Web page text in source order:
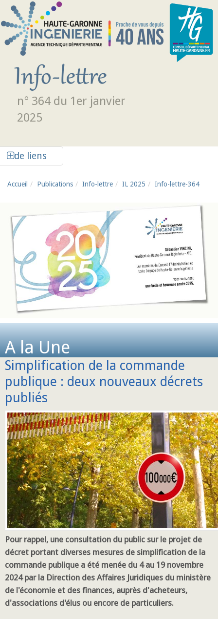
Aller au contenu principal
n° 364 du 1er janvier
2025
de liens
Accueil Publications Info-lettre IL 2025 Info-lettre-364
A la Une
Simplification de la commande
publique : deux nouveaux décrets
publiés
Pour rappel, une consultation du public sur le projet de
décret portant diverses mesures de simplification de la
commande publique a été menée du 4 au 19 novembre
2024 par la Direction des Affaires Juridiques du ministère
de l'économie et des finances, auprès d'acheteurs,
d'associations d'élus ou encore de particuliers.